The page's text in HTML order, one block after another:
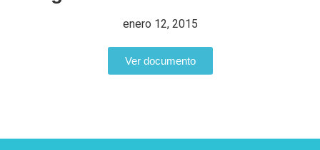
Vivienda un proyecto
Acompañamiento Social
¿Qué es el ISVIMED?
fuente
enero 12, 2015
Ver documento